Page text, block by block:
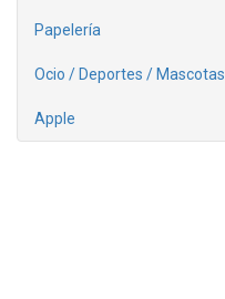
Papelería
Ocio / Deportes / Mascotas
Apple